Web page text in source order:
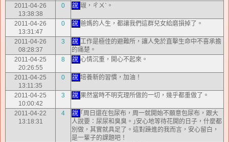
2011-04-26
13:38:38
0 說 琡，ㄔㄨˋ。
2011-04-26
13:31:47
0 說 爸媽的人生，都讓我們這群兒女給磨損掉了。
2011-04-26
08:28:37
3 說 工作是極佳的避難所，讓人免於直擊生命中不喜承擔
的痛楚。
2011-04-25
20:26:55
8 說 心情沉重，開心不起來。
2011-04-25
13:11:35
0 說 培養新的習慣，加油！
2011-04-25
10:00:42
3 說 果然當時不明究理所做的一切，幾乎都重做了。
2011-04-22
13:18:31
4 說 ｢周日還在包尿布，周一就開始不願意包尿布，跟大
人說要：尿尿和臭臭。｣安心地等待花開的日子，什麼都
別做，其實就具足了。這對躁進的我而言，安心留白，
是一輩子的課題吧！